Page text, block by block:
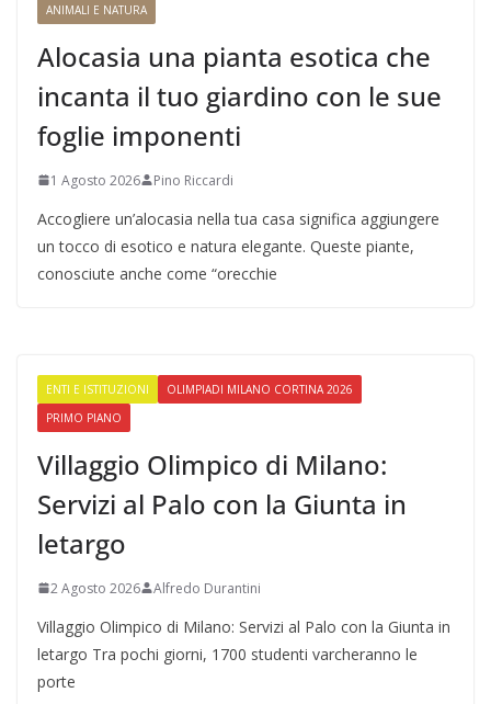
ANIMALI E NATURA
Alocasia una pianta esotica che
incanta il tuo giardino con le sue
foglie imponenti
1 Agosto 2026 Pino Riccardi
Accogliere un’alocasia nella tua casa significa aggiungere
un tocco di esotico e natura elegante. Queste piante,
conosciute anche come “orecchie
ENTI E ISTITUZIONI
OLIMPIADI MILANO CORTINA 2026
PRIMO PIANO
Villaggio Olimpico di Milano:
Servizi al Palo con la Giunta in
letargo
2 Agosto 2026 Alfredo Durantini
Villaggio Olimpico di Milano: Servizi al Palo con la Giunta in
letargo Tra pochi giorni, 1700 studenti varcheranno le
porte